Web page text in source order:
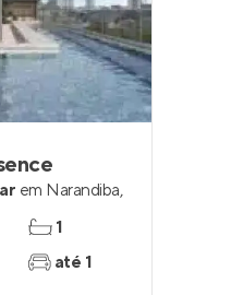
em Narandiba,
1
até 1